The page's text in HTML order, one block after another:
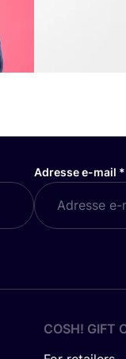
Adresse e-mail *
COSH! GIFT